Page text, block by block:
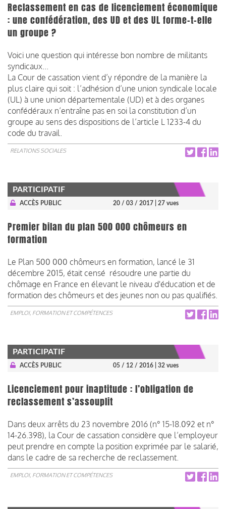
Reclassement en cas de licenciement économique
: une confédération, des UD et des UL forme-t-elle
un groupe ?
Voici une question qui intéresse bon nombre de militants
syndicaux...
La Cour de cassation vient d’y répondre de la manière la
plus claire qui soit : l’adhésion d’une union syndicale locale
(UL) à une union départementale (UD) et à des organes
confédéraux n’entraîne pas en soi la constitution d’un
groupe au sens des dispositions de l’article L 1233-4 du
code du travail.
RELATIONS SOCIALES
PARTICIPATIF
ACCÈS PUBLIC 20 / 03 / 2017 | 27 vues
Premier bilan du plan 500 000 chômeurs en
formation
Le Plan 500 000 chômeurs en formation, lancé le 31
décembre 2015, était censé résoudre une partie du
chômage en France en élevant le niveau d'éducation et de
formation des chômeurs et des jeunes non ou pas qualifiés.
EMPLOI, FORMATION ET COMPÉTENCES
PARTICIPATIF
ACCÈS PUBLIC 05 / 12 / 2016 | 32 vues
Licenciement pour inaptitude : l’obligation de
reclassement s’assouplit
Dans deux arrêts du 23 novembre 2016 (n° 15-18.092 et n°
14-26.398), la Cour de cassation considère que l’employeur
peut prendre en compte la position exprimée par le salarié,
dans le cadre de sa recherche de reclassement.
EMPLOI, FORMATION ET COMPÉTENCES